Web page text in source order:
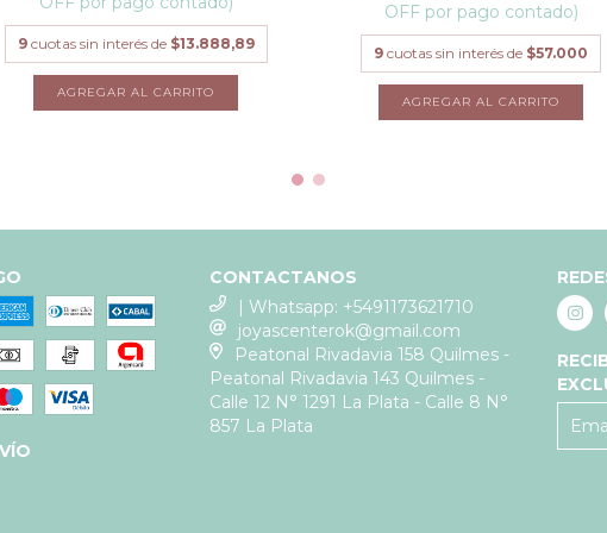
9 cuotas sin interés de $13.888,89
OFF por pago contado)
9 cuotas sin interés de $57.000
CONTACTANOS
| Whatsapp: +5491173621710
joyascenterok@gmail.com
Peatonal Rivadavia 158 Quilmes -
Peatonal Rivadavia 143 Quilmes -
Calle 12 N° 1291 La Plata - Calle 8 N°
857 La Plata